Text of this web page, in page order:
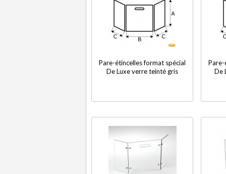
Pare-étincelles format spécial
De Luxe verre teinté gris
De